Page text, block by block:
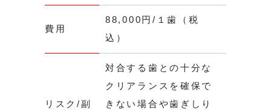
費用
88,000円/１歯（税
込）
リスク/副
対合する歯との十分な
クリアランスを確保で
きない場合や歯ぎしり